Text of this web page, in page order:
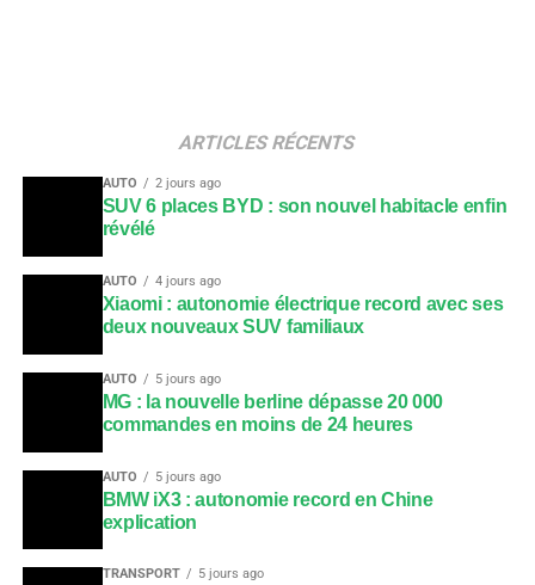
ARTICLES RÉCENTS
AUTO 2 jours ago
SUV 6 places BYD : son nouvel habitacle enfin
révélé
AUTO 4 jours ago
Xiaomi : autonomie électrique record avec ses
deux nouveaux SUV familiaux
AUTO 5 jours ago
MG : la nouvelle berline dépasse 20 000
commandes en moins de 24 heures
AUTO 5 jours ago
BMW iX3 : autonomie record en Chine
explication
TRANSPORT 5 jours ago